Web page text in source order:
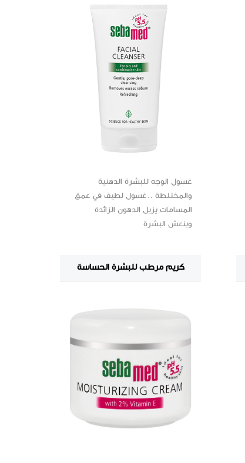
غسول الوجه للبشرة الدهنية
والمختلطة ..غسول لطيف في عمق
المسامات يزيل الدهون الزائدة
وينعش البشرة
كريم مرطب للبشرة الحساسة